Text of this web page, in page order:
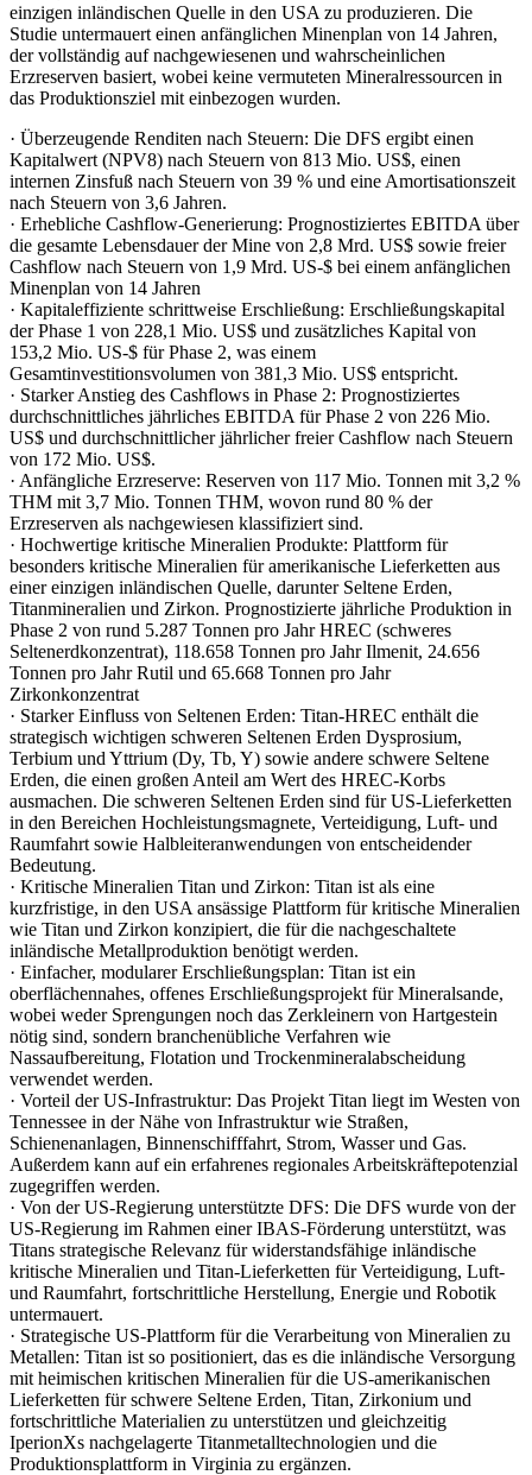
einzigen inländischen Quelle in den USA zu produzieren. Die
Studie untermauert einen anfänglichen Minenplan von 14 Jahren,
der vollständig auf nachgewiesenen und wahrscheinlichen
Erzreserven basiert, wobei keine vermuteten Mineralressourcen in
das Produktionsziel mit einbezogen wurden.
· Überzeugende Renditen nach Steuern: Die DFS ergibt einen
Kapitalwert (NPV8) nach Steuern von 813 Mio. US$, einen
internen Zinsfuß nach Steuern von 39 % und eine Amortisationszeit
nach Steuern von 3,6 Jahren.
· Erhebliche Cashflow-Generierung: Prognostiziertes EBITDA über
die gesamte Lebensdauer der Mine von 2,8 Mrd. US$ sowie freier
Cashflow nach Steuern von 1,9 Mrd. US-$ bei einem anfänglichen
Minenplan von 14 Jahren
· Kapitaleffiziente schrittweise Erschließung: Erschließungskapital
der Phase 1 von 228,1 Mio. US$ und zusätzliches Kapital von
153,2 Mio. US-$ für Phase 2, was einem
Gesamtinvestitionsvolumen von 381,3 Mio. US$ entspricht.
· Starker Anstieg des Cashflows in Phase 2: Prognostiziertes
durchschnittliches jährliches EBITDA für Phase 2 von 226 Mio.
US$ und durchschnittlicher jährlicher freier Cashflow nach Steuern
von 172 Mio. US$.
· Anfängliche Erzreserve: Reserven von 117 Mio. Tonnen mit 3,2 %
THM mit 3,7 Mio. Tonnen THM, wovon rund 80 % der
Erzreserven als nachgewiesen klassifiziert sind.
· Hochwertige kritische Mineralien Produkte: Plattform für
besonders kritische Mineralien für amerikanische Lieferketten aus
einer einzigen inländischen Quelle, darunter Seltene Erden,
Titanmineralien und Zirkon. Prognostizierte jährliche Produktion in
Phase 2 von rund 5.287 Tonnen pro Jahr HREC (schweres
Seltenerdkonzentrat), 118.658 Tonnen pro Jahr Ilmenit, 24.656
Tonnen pro Jahr Rutil und 65.668 Tonnen pro Jahr
Zirkonkonzentrat
· Starker Einfluss von Seltenen Erden: Titan-HREC enthält die
strategisch wichtigen schweren Seltenen Erden Dysprosium,
Terbium und Yttrium (Dy, Tb, Y) sowie andere schwere Seltene
Erden, die einen großen Anteil am Wert des HREC-Korbs
ausmachen. Die schweren Seltenen Erden sind für US-Lieferketten
in den Bereichen Hochleistungsmagnete, Verteidigung, Luft- und
Raumfahrt sowie Halbleiteranwendungen von entscheidender
Bedeutung.
· Kritische Mineralien Titan und Zirkon: Titan ist als eine
kurzfristige, in den USA ansässige Plattform für kritische Mineralien
wie Titan und Zirkon konzipiert, die für die nachgeschaltete
inländische Metallproduktion benötigt werden.
· Einfacher, modularer Erschließungsplan: Titan ist ein
oberflächennahes, offenes Erschließungsprojekt für Mineralsande,
wobei weder Sprengungen noch das Zerkleinern von Hartgestein
nötig sind, sondern branchenübliche Verfahren wie
Nassaufbereitung, Flotation und Trockenmineralabscheidung
verwendet werden.
· Vorteil der US-Infrastruktur: Das Projekt Titan liegt im Westen von
Tennessee in der Nähe von Infrastruktur wie Straßen,
Schienenanlagen, Binnenschifffahrt, Strom, Wasser und Gas.
Außerdem kann auf ein erfahrenes regionales Arbeitskräftepotenzial
zugegriffen werden.
· Von der US-Regierung unterstützte DFS: Die DFS wurde von der
US-Regierung im Rahmen einer IBAS-Förderung unterstützt, was
Titans strategische Relevanz für widerstandsfähige inländische
kritische Mineralien und Titan-Lieferketten für Verteidigung, Luft-
und Raumfahrt, fortschrittliche Herstellung, Energie und Robotik
untermauert.
· Strategische US-Plattform für die Verarbeitung von Mineralien zu
Metallen: Titan ist so positioniert, das es die inländische Versorgung
mit heimischen kritischen Mineralien für die US-amerikanischen
Lieferketten für schwere Seltene Erden, Titan, Zirkonium und
fortschrittliche Materialien zu unterstützen und gleichzeitig
IperionXs nachgelagerte Titanmetalltechnologien und die
Produktionsplattform in Virginia zu ergänzen.